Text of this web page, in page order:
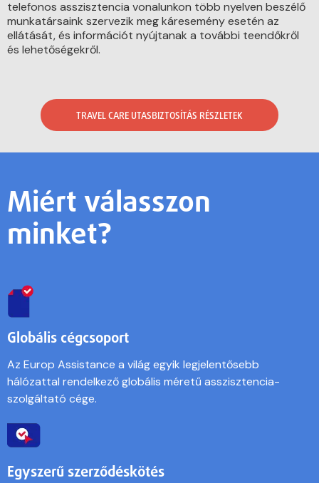
telefonos asszisztencia vonalunkon több nyelven beszélő
munkatársaink szervezik meg káresemény esetén az
ellátását, és információt nyújtanak a további teendőkről
és lehetőségekről.
TRAVEL CARE UTASBIZTOSÍTÁS RÉSZLETEK
Miért válasszon
minket?
Globális cégcsoport
Az Europ Assistance a világ egyik legjelentősebb
hálózattal rendelkező globális méretű asszisztencia-
szolgáltató cége.
Egyszerű szerződéskötés